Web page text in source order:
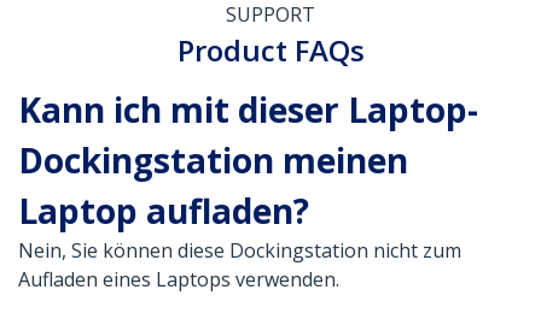
SUPPORT
Product FAQs
Kann ich mit dieser Laptop-
Dockingstation meinen
Laptop aufladen?
Nein, Sie können diese Dockingstation nicht zum
Aufladen eines Laptops verwenden.